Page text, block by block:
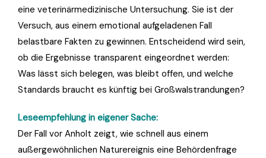
eine veterinärmedizinische Untersuchung. Sie ist der
Versuch, aus einem emotional aufgeladenen Fall
belastbare Fakten zu gewinnen. Entscheidend wird sein,
ob die Ergebnisse transparent eingeordnet werden:
Was lässt sich belegen, was bleibt offen, und welche
Standards braucht es künftig bei Großwalstrandungen?
Leseempfehlung in eigener Sache:
Der Fall vor Anholt zeigt, wie schnell aus einem
außergewöhnlichen Naturereignis eine Behördenfrage